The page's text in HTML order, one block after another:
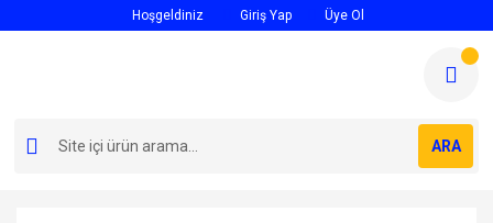
Hoşgeldiniz Giriş Yap Üye Ol
ARA